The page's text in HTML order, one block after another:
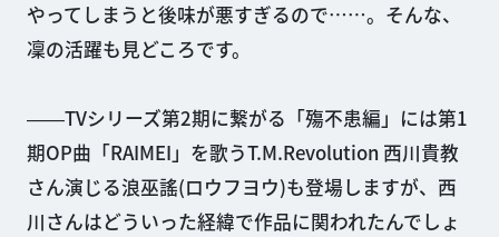
やってしまうと後味が悪すぎるので……。そんな、
凜の活躍も見どころです。
――TVシリーズ第2期に繋がる「殤不患編」には第1
期OP曲「RAIMEI」を歌うT.M.Revolution 西川貴教
さん演じる浪巫謠(ロウフヨウ)も登場しますが、西
川さんはどういった経緯で作品に関われたんでしょ